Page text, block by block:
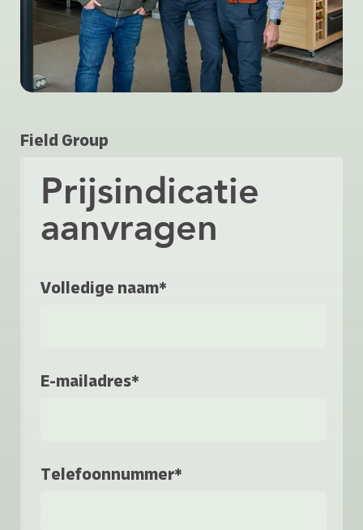
Field Group
Prijsindicatie
aanvragen
Volledige naam*
E-mailadres*
Telefoonnummer*